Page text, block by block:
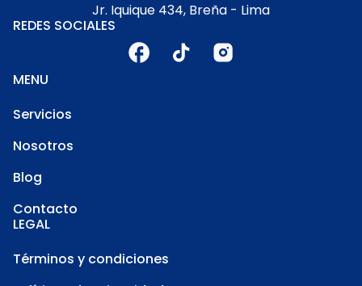
Jr. Iquique 434, Breña - Lima
REDES SOCIALES
MENU
Servicios
Nosotros
Blog
Contacto
LEGAL
Términos y condiciones